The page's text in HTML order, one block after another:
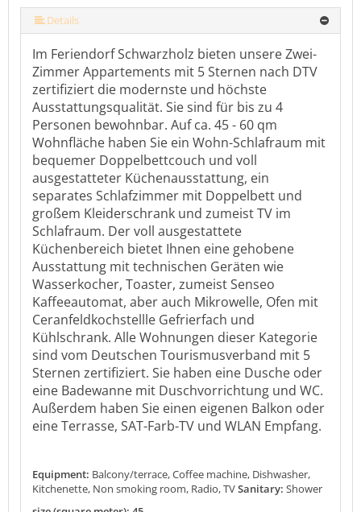
More (12 ) »
More (12 ) »
More (12 ) »
More (12 ) »
More (12 ) »
More (12 ) »
More (12 ) »
More (12 ) »
Details
Im Feriendorf Schwarzholz bieten unsere Zwei-
Zimmer Appartements mit 5 Sternen nach DTV
zertifiziert die modernste und höchste
Ausstattungsqualität. Sie sind für bis zu 4
Personen bewohnbar. Auf ca. 45 - 60 qm
Wohnfläche haben Sie ein Wohn-Schlafraum mit
bequemer Doppelbettcouch und voll
ausgestatteter Küchenausstattung, ein
separates Schlafzimmer mit Doppelbett und
großem Kleiderschrank und zumeist TV im
Schlafraum. Der voll ausgestattete
Küchenbereich bietet Ihnen eine gehobene
Ausstattung mit technischen Geräten wie
Wasserkocher, Toaster, zumeist Senseo
Kaffeeautomat, aber auch Mikrowelle, Ofen mit
Ceranfeldkochstellle Gefrierfach und
Kühlschrank. Alle Wohnungen dieser Kategorie
sind vom Deutschen Tourismusverband mit 5
Sternen zertifiziert. Sie haben eine Dusche oder
eine Badewanne mit Duschvorrichtung und WC.
Außerdem haben Sie einen eigenen Balkon oder
eine Terrasse, SAT-Farb-TV und WLAN Empfang.
Equipment: Balcony/terrace, Coffee machine, Dishwasher,
Kitchenette, Non smoking room, Radio, TVSanitary: Shower